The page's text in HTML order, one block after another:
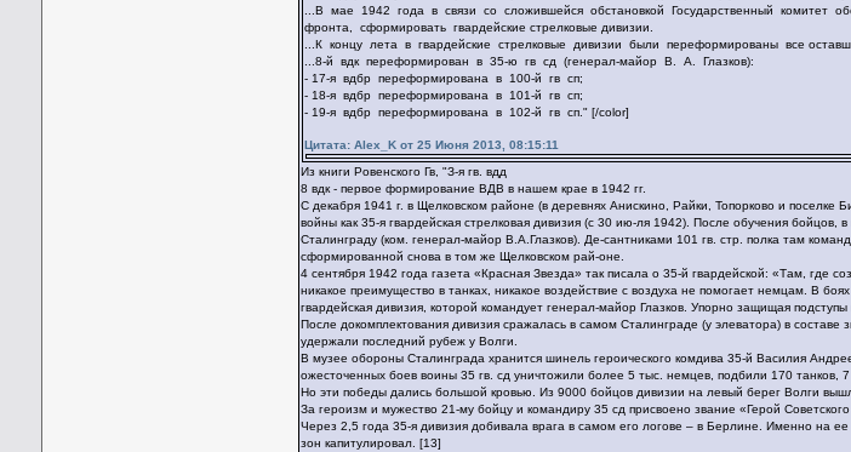
...В мае 1942 года в связи со сложившейся обстановкой Государственный комитет
фронта, сформировать гвардейские стрелковые дивизии.
...К концу лета в гвардейские стрелковые дивизии были переформированы все
...8-й вдк переформирован в 35-ю гв сд (генерал-майор В. А. Глазков):
- 17-я вдбр переформирована в 100-й гв сп;
- 18-я вдбр переформирована в 101-й гв сп;
- 19-я вдбр переформирована в 102-й гв сп." [/color]
Цитата: Alex_K от 25 Июня 2013, 08:15:11
Из книги Ровенского Гв, "З-я гв. вдд
8 вдк - первое формирование ВДВ в нашем крае в 1942 гг.
С декабря 1941 г. в Щелковском районе (в деревнях Анискино, Райки, Топорково и
войны как 35-я гвардейская стрелковая дивизия (с 30 ию-ля 1942). После обучения
Сталинграду (ком. генерал-майор В.А.Глазков). Де-сантниками 101 гв. стр. полка там
сформированной снова в том же Щелковском рай-оне.
4 сентября 1942 года газета «Красная Звезда» так писала о 35-й гвардейской: «Там, где
никакое преимущество в танках, никакое воздействие с воздуха не помогает немцам. В
гвардейская дивизия, которой командует генерал-майор Глазков. Упорно защищая
После докомплектования дивизия сражалась в самом Сталинграде (у элеватора) в
удержали последний рубеж у Волги.
В музее обороны Сталинграда хранится шинель героического комдива 35-й Василия
ожесточенных боев воины 35 гв. сд уничтожили более 5 тыс. немцев, подбили 170
Но эти победы дались большой кровью. Из 9000 бойцов дивизии на левый берег Волги
За героизм и мужество 21-му бойцу и командиру 35 сд присвоено звание «Герой
Через 2,5 года 35-я дивизия добивала врага в самом его логове – в Берлине. Именно на
зон капитулировал. [13]